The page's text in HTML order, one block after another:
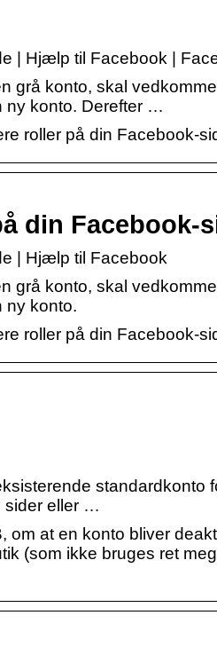
| Hjælp til Facebook |
grå konto, skal
ny konto. Derefter …
roller på din Facebook-
din Facebook-
| Hjælp til Facebook
grå konto, skal
ny konto.
roller på din Facebook-
standardkonto
sider eller …
om at en konto bliver
(som ikke bruges ret